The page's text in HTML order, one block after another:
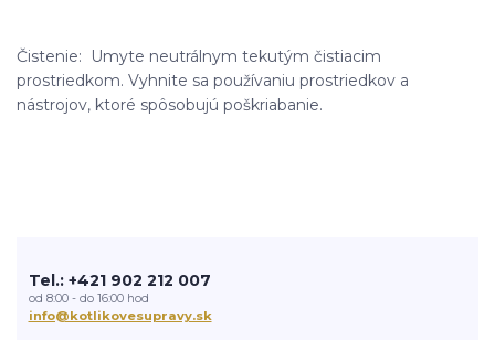
Čistenie: Umyte neutrálnym tekutým čistiacim
prostriedkom. Vyhnite sa používaniu prostriedkov a
nástrojov, ktoré spôsobujú poškriabanie.
Tel.: +421 902 212 007
od 8:00 - do 16:00 hod
info@kotlikovesupravy.sk